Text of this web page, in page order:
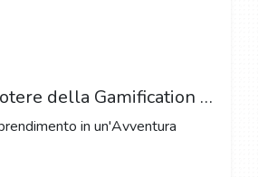
Sfruttare il Potere della Gamification nell'Educazione
in un'Avventura